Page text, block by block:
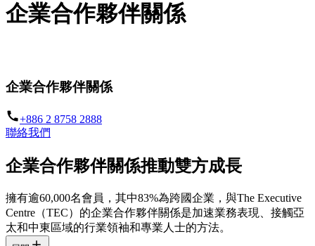
企業合作夥伴關係
企業合作夥伴關係
+886 2 8758 2888
聯絡我們
企業合作夥伴關係推動雙方成長
擁有逾60,000名會員，其中83%為跨國企業，與The Executive
Centre（TEC）的企業合作夥伴關係是加速業務表現、接觸亞
太和中東區域的行業領袖和專業人士的方法。